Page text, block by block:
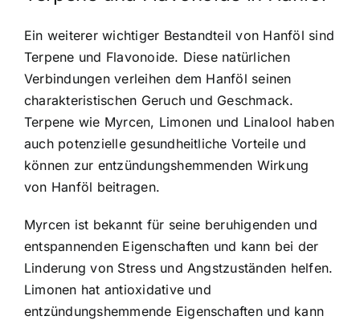
Ein weiterer wichtiger Bestandteil von Hanföl sind
Terpene und Flavonoide. Diese natürlichen
Verbindungen verleihen dem Hanföl seinen
charakteristischen Geruch und Geschmack.
Terpene wie Myrcen, Limonen und Linalool haben
auch potenzielle gesundheitliche Vorteile und
können zur entzündungshemmenden Wirkung
von Hanföl beitragen.
Myrcen ist bekannt für seine beruhigenden und
entspannenden Eigenschaften und kann bei der
Linderung von Stress und Angstzuständen helfen.
Limonen hat antioxidative und
entzündungshemmende Eigenschaften und kann